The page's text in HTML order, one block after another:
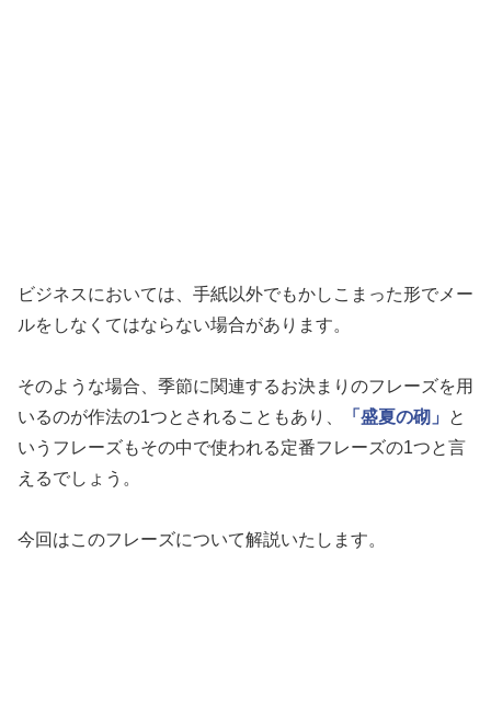
ビジネスにおいては、手紙以外でもかしこまった形でメー
ルをしなくてはならない場合があります。
そのような場合、季節に関連するお決まりのフレーズを用
いるのが作法の1つとされることもあり、
「盛夏の砌」
と
いうフレーズもその中で使われる定番フレーズの1つと言
えるでしょう。
今回はこのフレーズについて解説いたします。